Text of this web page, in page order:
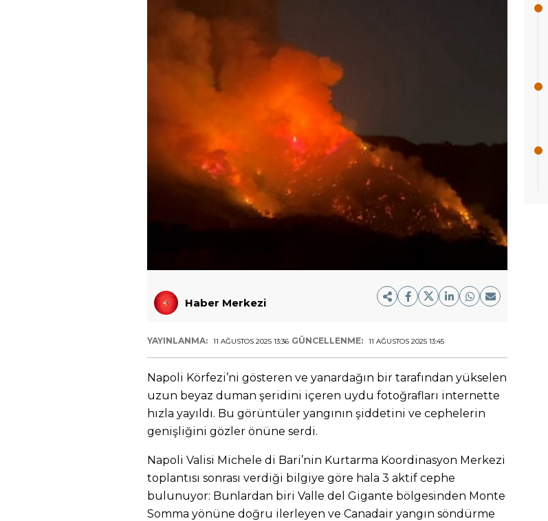
Haber Merkezi
YAYINLANMA: 11 AĞUSTOS 2025 13:36 GÜNCELLENME: 11 AĞUSTOS 2025 13:45
Napoli Körfezi’ni gösteren ve yanardağın bir tarafından yükselen
uzun beyaz duman şeridini içeren uydu fotoğrafları internette
hızla yayıldı. Bu görüntüler yangının şiddetini ve cephelerin
genişliğini gözler önüne serdi.
Napoli Valisi Michele di Bari’nin Kurtarma Koordinasyon Merkezi
toplantısı sonrası verdiği bilgiye göre hala 3 aktif cephe
bulunuyor: Bunlardan biri Valle del Gigante bölgesinden Monte
Somma yönüne doğru ilerleyen ve Canadair yangın söndürme